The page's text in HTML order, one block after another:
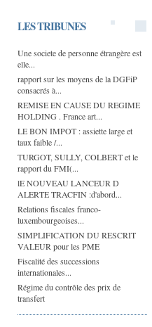
LES TRIBUNES
Une societe de personne étrangère est
elle...
rapport sur les moyens de la DGFiP
consacrés à...
REMISE EN CAUSE DU REGIME
HOLDING . France art...
LE BON IMPOT : assiette large et
taux faible /...
TURGOT, SULLY, COLBERT et le
rapport du FMI(...
lE NOUVEAU LANCEUR D
ALERTE TRACFIN :d'abord...
Relations fiscales franco-
luxembourgeoises...
SIMPLIFICATION DU RESCRIT
VALEUR pour les PME
Fiscalité des successions
internationales...
Régime du contrôle des prix de
transfert